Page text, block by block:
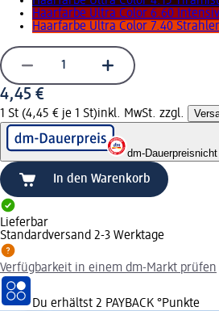
Haarfarbe Ultra Color 6.60
Haarfarbe Ultra Color 7.40
4,45 €
1 St (4,45 € je 1 St)inkl. MwSt. zzgl.
dm-Dauerpreis
In den Warenkorb
Lieferbar
Standardversand 2-3 Werktage
Verfügbarkeit in einem dm-Markt prüfen
Du erhältst 2 PAYBACK °Punkte